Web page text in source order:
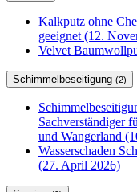
Kalkputz ohne
geeignet (12.
Velvet
Schimmelbeseitigung (2)
Sachverständiger
und Wangerland
Wasserschaden
(27. April 2026)